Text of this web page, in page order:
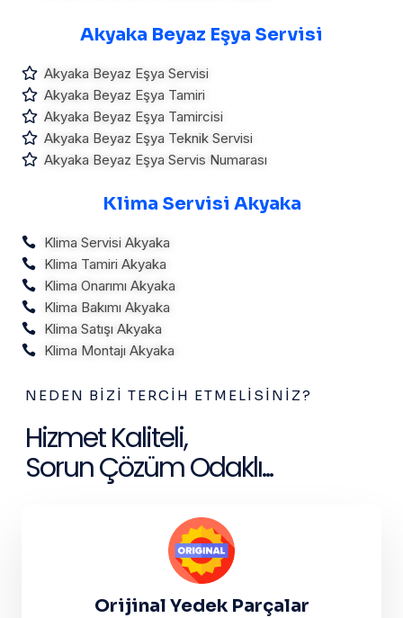
Akyaka Beyaz Eşya Servisi
Akyaka Beyaz Eşya Servisi
Akyaka Beyaz Eşya Tamiri
Akyaka Beyaz Eşya Tamircisi
Akyaka Beyaz Eşya Teknik Servisi
Akyaka Beyaz Eşya Servis Numarası
Klima Servisi Akyaka
Klima Servisi Akyaka
Klima Tamiri Akyaka
Klima Onarımı Akyaka
Klima Bakımı Akyaka
Klima Satışı Akyaka
Klima Montajı Akyaka
NEDEN BIZI TERCIH ETMELISINIZ?
Hizmet Kaliteli,
Sorun Çözüm Odaklı...
Orijinal Yedek Parçalar